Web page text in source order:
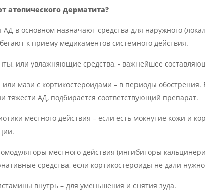
атопического дерматита?
в основном назначают средства для наружного
к приему медикаментов системного действия.
или увлажняющие средства, - важнейшее
мази с кортикостероидами – в периоды обострения.
тяжести АД, подбирается соответствующий препарат.
местного действия – если есть мокнутие кожи и
местного действия (ингибиторы
средства, если кортикостероиды не дали
внутрь – для уменьшения и снятия зуда.